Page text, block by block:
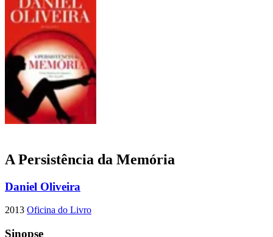
A Persistência da Memória
Daniel Oliveira
2013 Oficina do Livro
Sinopse